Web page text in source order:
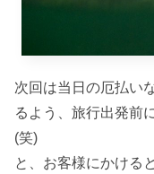
次回は当日の厄払い
るよう、旅行出発前
(笑)
と、お客様にかける